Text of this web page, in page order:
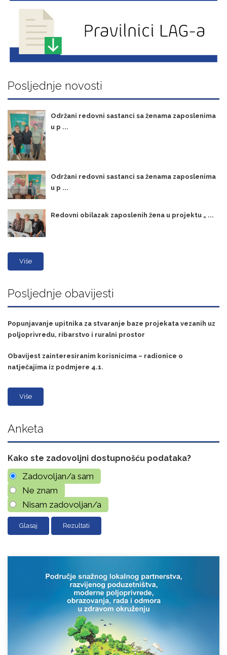
Posljednje novosti
Održani redovni sastanci sa ženama zaposlenima
u p ...
Održani redovni sastanci sa ženama zaposlenima
u p ...
Redovni obilazak zaposlenih žena u projektu „ ...
Više
Posljednje obavijesti
Popunjavanje upitnika za stvaranje baze projekata vezanih uz
poljoprivredu, ribarstvo i ruralni prostor
Obavijest zainteresiranim korisnicima – radionice o
natječajima iz podmjere 4.1.
Više
Anketa
Kako ste zadovoljni dostupnošću podataka?
Zadovoljan/a sam
Ne znam
Nisam zadovoljan/a
Rezultati